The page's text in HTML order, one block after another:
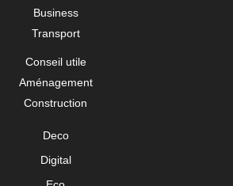
Business
Transport
Conseil utile
Aménagement
Construction
Deco
Digital